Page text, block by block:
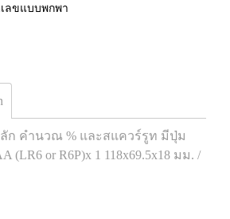
เลขแบบพกพา
ลัก คำนวณ % และสแควร์รูท มีปุ่ม
(LR6 or R6P)x 1 118x69.5x18 มม. /